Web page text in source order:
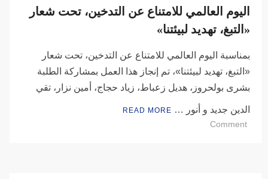
اليوم العالمي للامتناع عن التدخين، تحت شعار
«التبغ، تهديد لبيئتنا»
بمناسبة اليوم العالمي للامتناع عن التدخين، تحت شعار
«التبغ، تهديد لبيئتنا»، تم إنجاز هذا العمل بمشاركة الطلبة
بشرى بولحروز، هديل زعباط، زياد حجاج، أمين نزار، تقي
الدين جديد و أنور … READ MORE
Comment
on